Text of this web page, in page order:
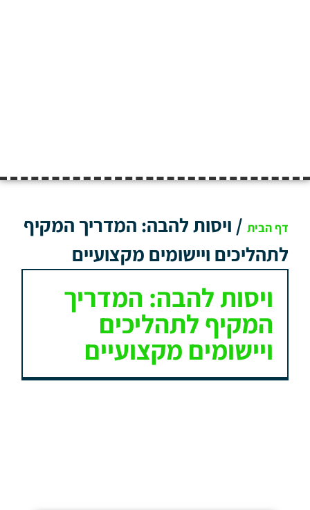
דף הבית / ויסות להבה: המדריך המקיף
לתהליכים ויישומים מקצועיים
ויסות להבה: המדריך
המקיף לתהליכים
ויישומים מקצועיים